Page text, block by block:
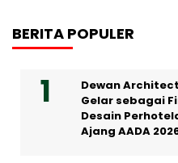
BERITA POPULER
Dewan
Gelar sebagai
Desain
Ajang AADA